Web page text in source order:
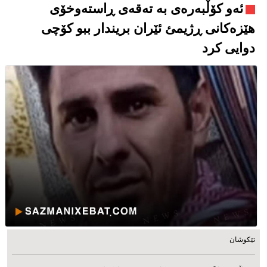
ئەو کۆڵبەرەی بە تەقەی ڕاستەوخۆی
هێزەکانی ڕژیمئ ئێران بریندار ببو کۆچی
دوایی کرد
تێکوشان